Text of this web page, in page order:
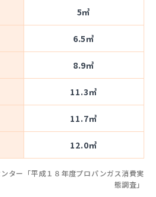
5㎥
6.5㎥
8.9㎥
11.3㎥
11.7㎥
12.0㎥
ター「平成１８年度プロパンガス消費実
態調査」